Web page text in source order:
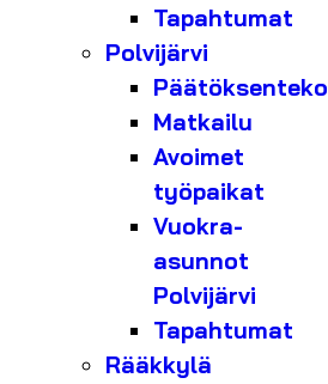
Tapahtumat
Polvijärvi
Päätöksenteko
Matkailu
Avoimet
työpaikat
Vuokra-
asunnot
Polvijärvi
Tapahtumat
Rääkkylä